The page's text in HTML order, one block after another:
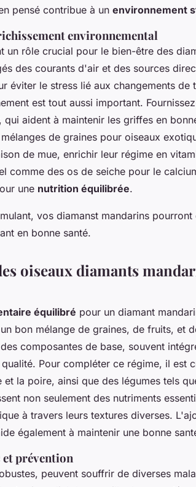
pensé contribue à un environnement
environnemental
un rôle crucial pour le bien-être des
des courants d'air et des sources
éviter le stress lié aux changements de
est tout aussi important.
aident à maintenir les griffes en
de graines pour oiseaux
de mue, enrichir leur régime en
comme des os de seiche pour le
une nutrition équilibrée.
vos diamanst mandarins
en bonne santé.
oiseaux diamants
équilibré pour un diamant
bon mélange de graines, de fruits, et
composantes de base, souvent
Pour compléter ce régime, il est
et la poire, ainsi que des légumes tels
non seulement des nutriments
à travers leurs textures diverses.
également à maintenir une bonne
et prévention
peuvent souffrir de diverses